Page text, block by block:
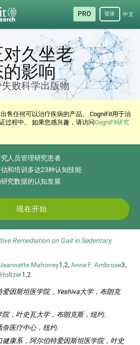
PRO 中文
(简
体)
登录
久坐老
影响
败科学出版物
售任何可以治疗疾病的产品。 CogniFit用于治
过程中。 如果您感兴趣，请访问CogniFit研究
人员管理研究患者
和培训多达23种认知技能
究数据的认知发展
现在开始
Remediation on Gait in Sedentary
Mahoney1,2,Anne F. Ambrose3,
1,2.
爱因斯坦医学院，Yeshiva大学，布朗克
院，叶史瓦大学，布朗克斯，纽约.
奈医疗中心，纽约.
健康系，阿尔伯特爱因斯坦医学院，叶史